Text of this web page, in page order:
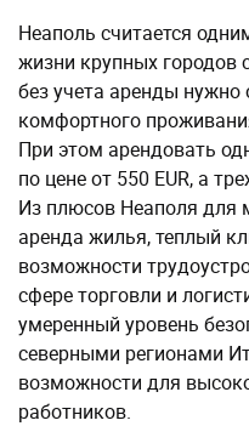
Неаполь считается
жизни крупных городов
без учета аренды нужно
комфортного
При этом арендовать
по цене от 550 EUR, а
Из плюсов Неаполя для
аренда жилья, теплый
возможности
сфере торговли и
умеренный уровень
северными регионами
возможности для
работников.